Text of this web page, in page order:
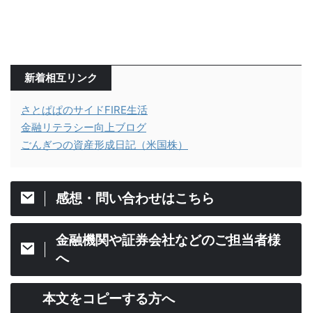
新着相互リンク
さとぱぱのサイドFIRE生活
金融リテラシー向上ブログ
ごんぎつの資産形成日記（米国株）
感想・問い合わせはこちら
金融機関や証券会社などのご担当者様
へ
本文をコピーする方へ